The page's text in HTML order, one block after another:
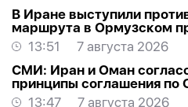
В Иране выступили
маршрута в Ормузском
13:51
7 августа 2026
СМИ: Иран и Оман
принципы соглашения по
13:47
7 августа 2026